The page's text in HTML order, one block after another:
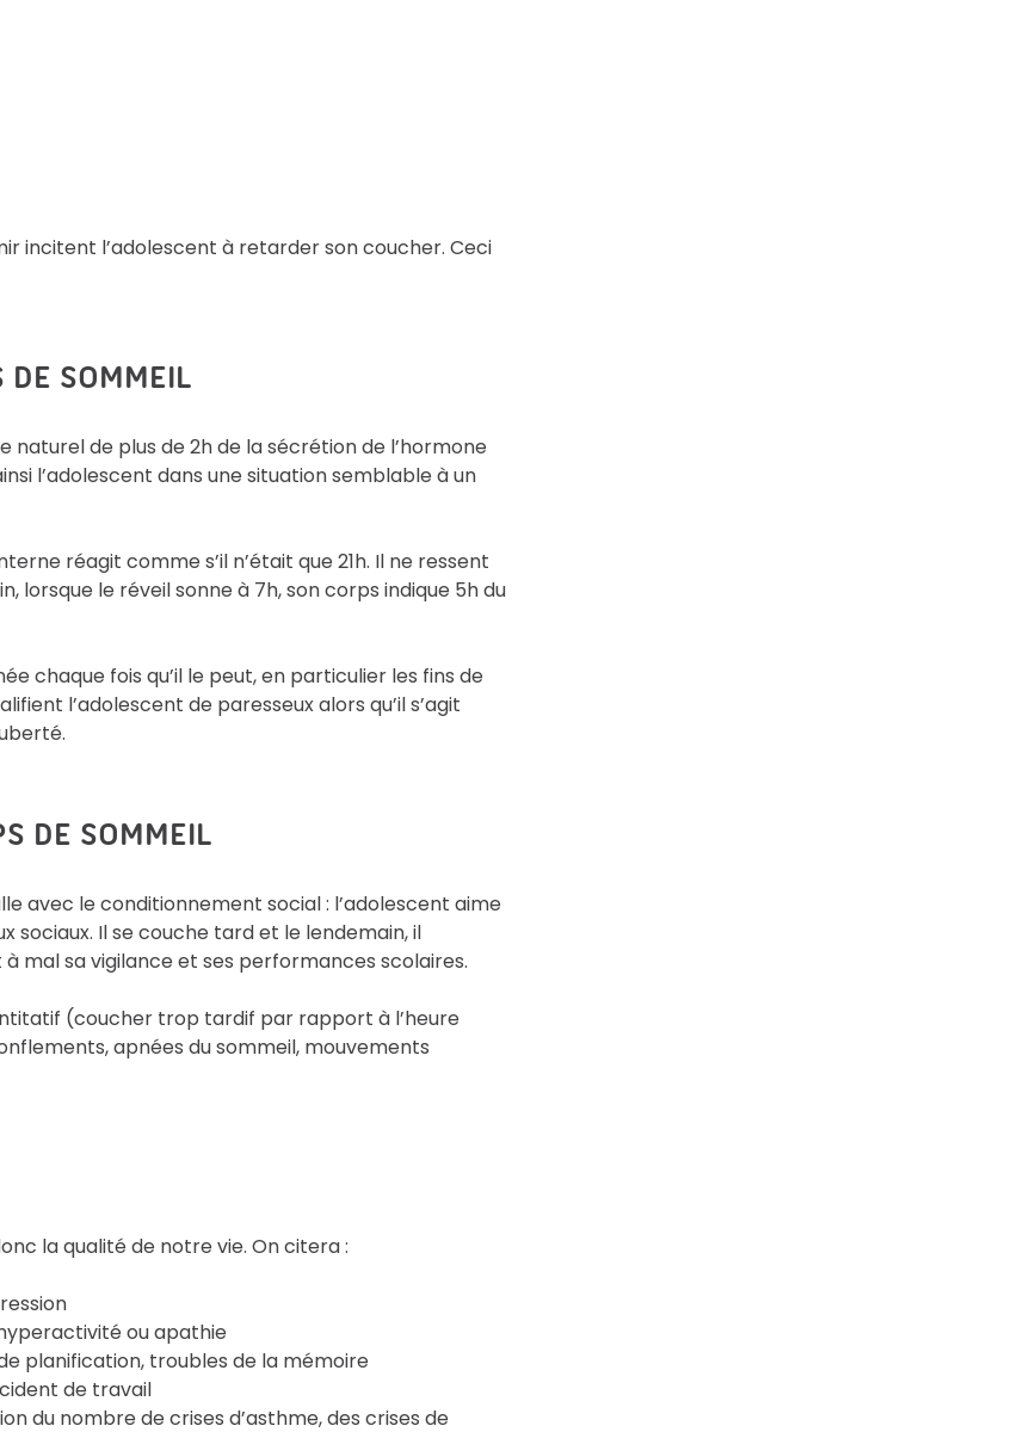
incitent l’adolescent à retarder son coucher. Ceci
DE SOMMEIL
naturel de plus de 2h de la sécrétion de l’hormone
l’adolescent dans une situation semblable à un
réagit comme s’il n’était que 21h. Il ne ressent
lorsque le réveil sonne à 7h, son corps indique 5h du
chaque fois qu’il le peut, en particulier les fins de
l’adolescent de paresseux alors qu’il s’agit
DE SOMMEIL
avec le conditionnement social : l’adolescent aime
sociaux. Il se couche tard et le lendemain, il
mal sa vigilance et ses performances scolaires.
(coucher trop tardif par rapport à l’heure
apnées du sommeil, mouvements
la qualité de notre vie. On citera :
ou apathie
planification, troubles de la mémoire
de travail
du nombre de crises d’asthme, des crises de